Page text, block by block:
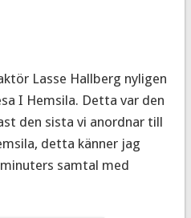
Lasse Hallberg nyligen
I Hemsila. Detta var den
den sista vi anordnar till
detta känner jag
samtal med